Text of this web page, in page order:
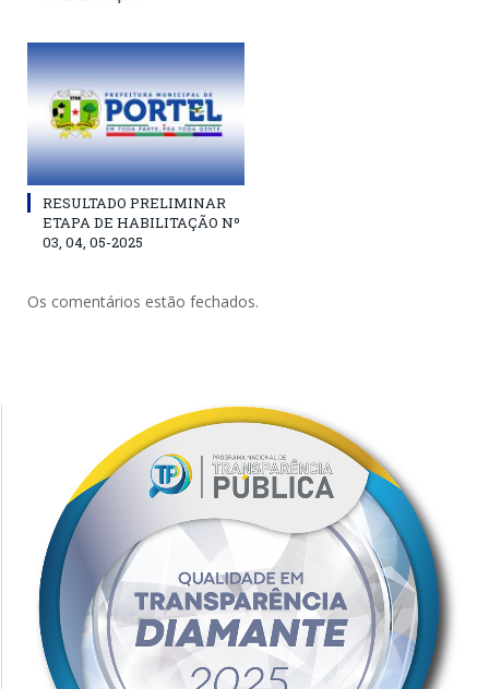
RESULTADO PRELIMINAR
ETAPA DE HABILITAÇÃO Nº
03, 04, 05-2025
Os comentários estão fechados.